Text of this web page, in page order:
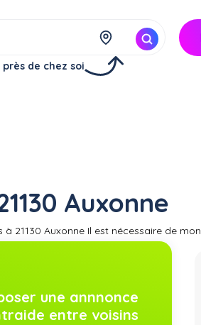
près de chez soi
Auxonne
21130 Auxonne Il est nécessaire de
de toit universelles qui sont
en location barres de toit de différents
une annnonce
entre voisins